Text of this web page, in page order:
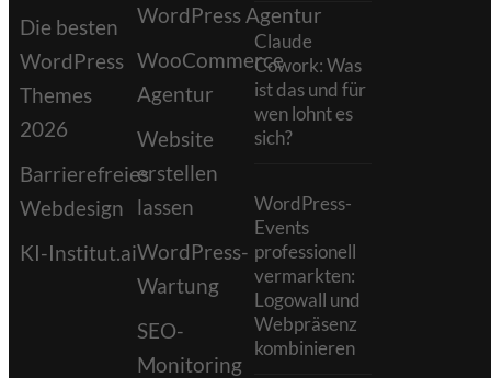
Die besten
WordPress
Themes
2026
Barrierefreies
Webdesign
KI-Institut.ai
WordPress Agentur
WooCommerce
Agentur
Website
erstellen
lassen
WordPress-
Wartung
SEO-
Monitoring
Claude
Cowork: Was
ist das und für
wen lohnt es
sich?
WordPress-
Events
professionell
vermarkten:
Logowall und
Webpräsenz
kombinieren